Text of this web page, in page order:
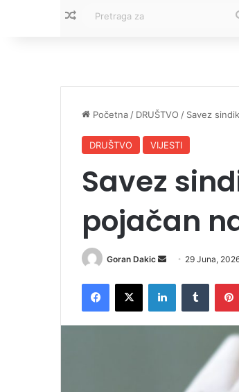
Nasumični tekstovi
Početna / DRUŠTVO / Savez
DRUŠTVO VIJESTI
Savez
pojačan
Goran Dakic
d
a
29 Juna,